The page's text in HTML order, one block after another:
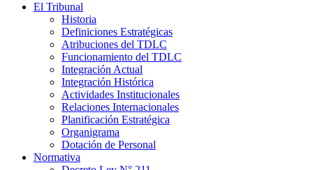
El Tribunal
Historia
Definiciones Estratégicas
Atribuciones del TDLC
Funcionamiento del TDLC
Integración Actual
Integración Histórica
Actividades Institucionales
Relaciones Internacionales
Planificación Estratégica
Organigrama
Dotación de Personal
Normativa